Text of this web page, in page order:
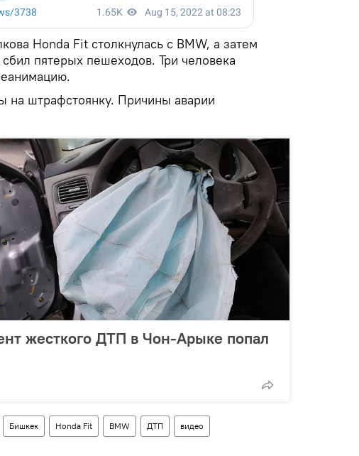
Honda Fit столкнулась с BMW, а затем
пятерых пешеходов. Три человека
штрафстоянку. Причины аварии
жесткого ДТП в Чон-Арыке попал
Бишкек Honda Fit BMW ДТП видео